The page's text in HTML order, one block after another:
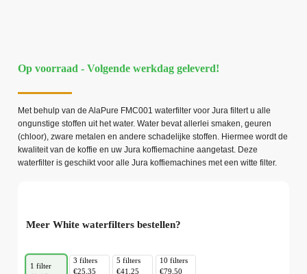
Op voorraad - Volgende werkdag geleverd!
Met behulp van de AlaPure FMC001 waterfilter voor Jura filtert u alle
ongunstige stoffen uit het water. Water bevat allerlei smaken, geuren
(chloor), zware metalen en andere schadelijke stoffen. Hiermee wordt de
kwaliteit van de koffie en uw Jura koffiemachine aangetast. Deze
waterfilter is geschikt voor alle Jura koffiemachines met een witte filter.
Meer White waterfilters bestellen?
1 filter
3 filters
€25,35
5 filters
€41,25
10 filters
€79,50